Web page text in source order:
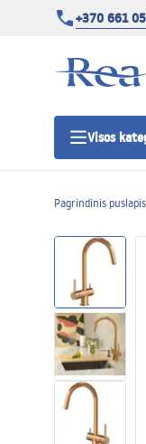
+370 661
Visos
Vonios
Tualetai
Pagrindinis puslapis